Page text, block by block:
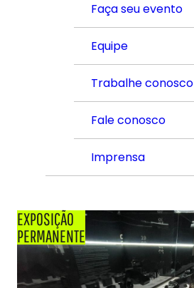
Faça seu evento
Equipe
Trabalhe conosco
Fale conosco
Imprensa
EXPOSIÇÃO
PERMANENTE